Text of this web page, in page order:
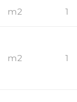
m2 1
m2 1